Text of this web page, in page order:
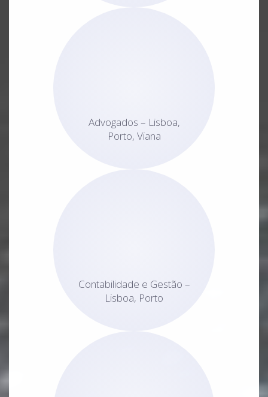
Advogados – Lisboa,
Porto, Viana
Contabilidade e Gestão –
Lisboa, Porto